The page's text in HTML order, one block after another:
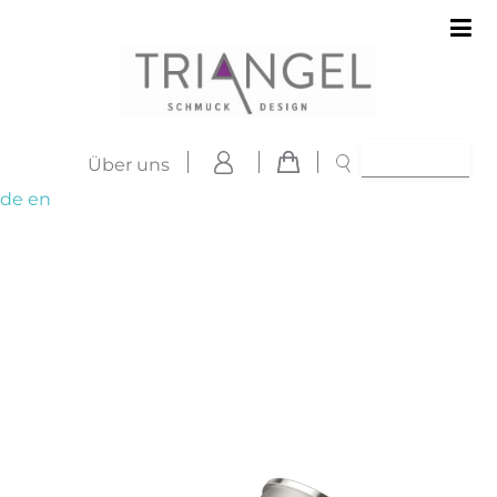
Über uns
de en